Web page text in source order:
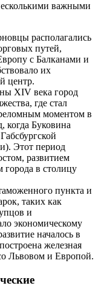
важными
располагались
путей,
с Балканами и
их
центр.
XIV века город
где стал
моментом в
когда Буковина
Этот период
развитием
в столицу
пункта и
таких как
и
экономическому
началось в
железная
Львовом и Европой.